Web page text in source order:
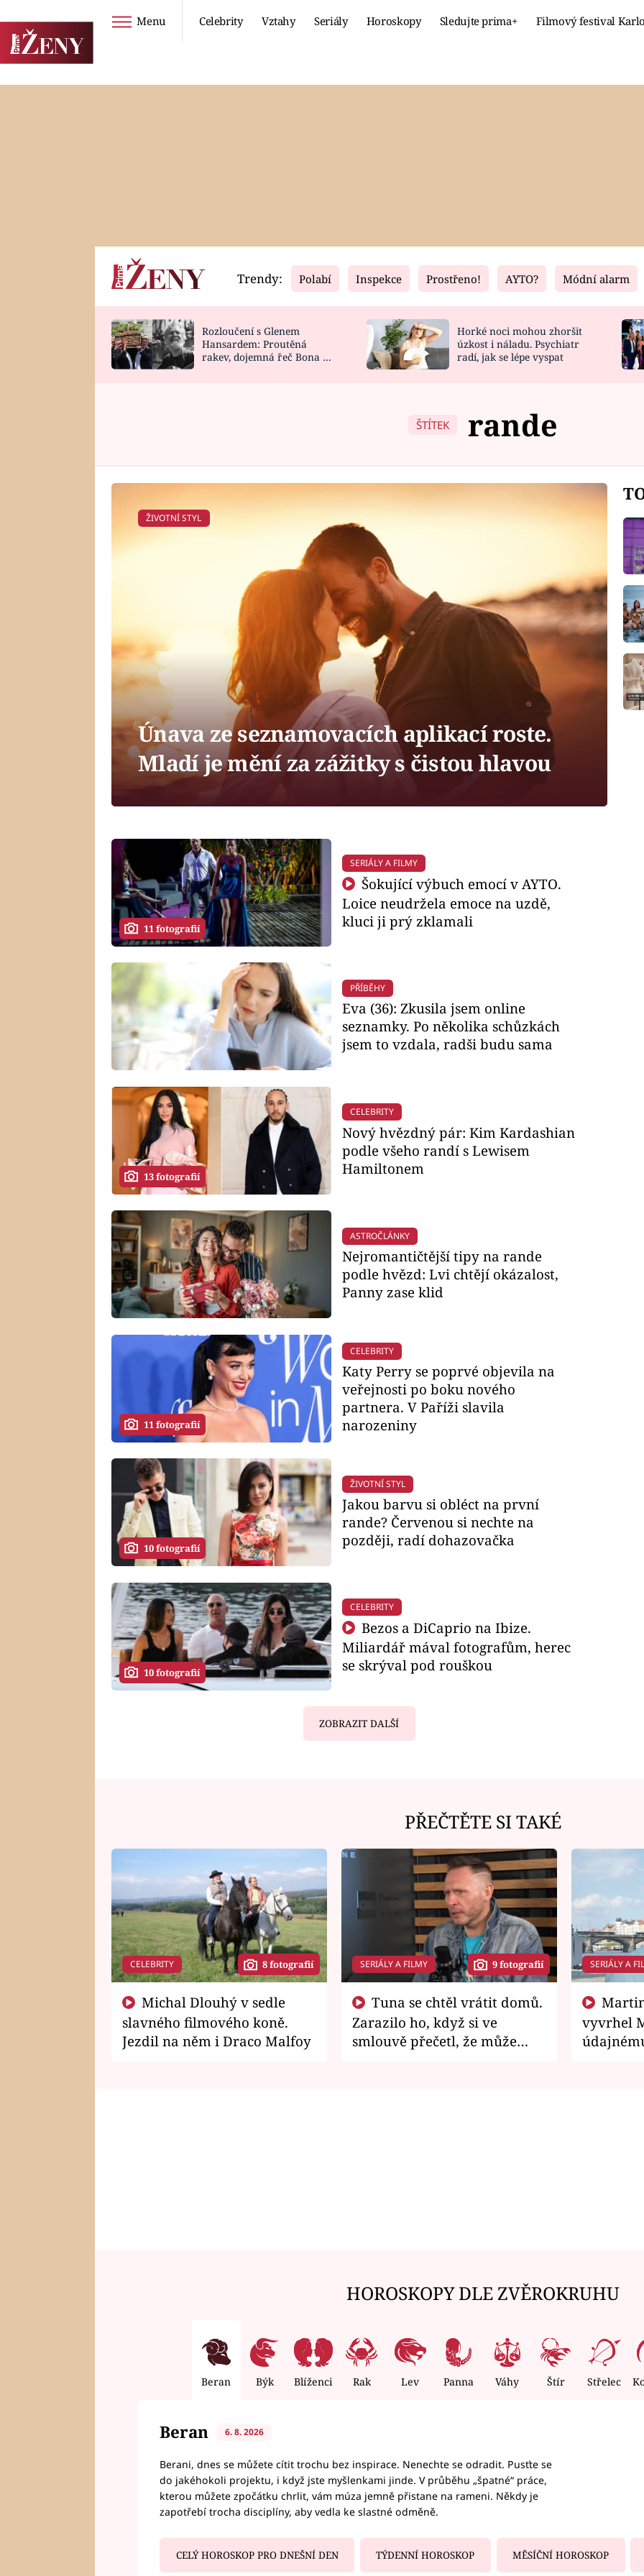
Menu Celebrity Vztahy Seriály Horoskopy Sledujte prima+ Filmový festival
Horoskopy
HOROSKOP NA
Video
CELEBRITY
VAŘENÍ
Fresh
NOVINKY
VIDEORECEPTY
Living
ZAHRADA
DESIGN
Trendy: Polabí Inspekce Prostřeno! AYTO? Módní alarm
Rozloučení s Glenem
Hansardem: Proutěná
rakev, dojemná řeč Bona a
Horké noci mohou zhoršit
úzkost i náladu. Psychiatr
radí, jak se lépe vyspat
ŠTÍTEK rande
ŽIVOTNÍ STYL
Únava ze seznamovacích aplikací roste.
Mladí je mění za zážitky s čistou hlavou
11 fotografií
SERIÁLY A FILMY
Šokující výbuch emocí v AYTO.
Loice neudržela emoce na uzdě,
kluci ji prý zklamali
PŘÍBĚHY
Eva (36): Zkusila jsem online
seznamky. Po několika schůzkách
jsem to vzdala, radši budu sama
13 fotografií
CELEBRITY
Nový hvězdný pár: Kim Kardashian
podle všeho randí s Lewisem
Hamiltonem
ASTROČLÁNKY
Nejromantičtější tipy na rande
podle hvězd: Lvi chtějí okázalost,
Panny zase klid
11 fotografií
CELEBRITY
Katy Perry se poprvé objevila na
veřejnosti po boku nového
partnera. V Paříži slavila
narozeniny
10 fotografií
ŽIVOTNÍ STYL
Jakou barvu si obléct na první
rande? Červenou si nechte na
později, radí dohazovačka
10 fotografií
CELEBRITY
Bezos a DiCaprio na Ibize.
Miliardář mával fotografům, herec
se skrýval pod rouškou
ZOBRAZIT DALŠÍ
PŘEČTĚTE SI TAKÉ
CELEBRITY 8 fotografií
slavného filmového koně.
Jezdil na něm i Draco Malfoy
SERIÁLY A FILMY 9 fotografií
Zarazilo ho, když si ve
smlouvě přečetl, že může
SERIÁLY A
vyvrhel
HOROSKOPY DLE ZVĚROKRUHU
Beran Býk Blíženci Rak Lev Panna Váhy Štír Střelec
Beran 6. 8. 2026
Berani, dnes se můžete cítit trochu bez inspirace. Nenechte se odradit. Pusťte se
do jakéhokoli projektu, i když jste myšlenkami jinde. V průběhu „špatné“ práce,
kterou můžete zpočátku chrlit, vám múza jemně přistane na rameni. Někdy je
zapotřebí trocha disciplíny, aby vedla ke slastné odměně.
CELÝ HOROSKOP PRO DNEŠNÍ DEN TÝDENNÍ HOROSKOP MĚSÍČNÍ HOROSKOP